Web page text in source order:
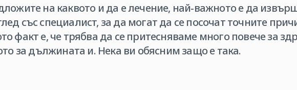
на каквото и да е лечение, най-важното е да
със специалист, за да могат да се посочат точните
факт е, че трябва да се притесняваме много повече за
за дължината и. Нека ви обясним защо е така.